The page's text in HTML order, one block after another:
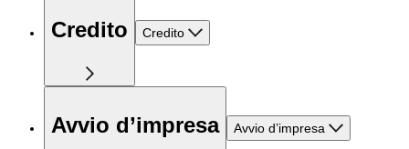
Credito Credito
Avvio d’impresa Avvio d’impresa